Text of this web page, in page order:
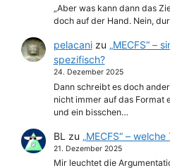
„Aber was kann dann das
doch auf der Hand. Nein,
pelacanizu „MECFS“ –
spezifisch?
24. Dezember 2025
Dann schreibt es doch
nicht immer auf das Format
und ein bisschen…
BL zu „MECFS“ –
21. Dezember 2025
Mir leuchtet die